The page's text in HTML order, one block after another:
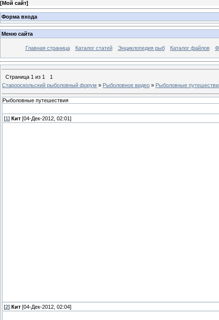
[Мой сайт]
Форма входа
Меню сайта
Главная страница Каталог статей Энциклопедия рыб Каталог файлов
Страница 1 из 1
1
Старооскольский рыболовный форум » Рыболовное видео » Рыболовные
Рыболовные путешествия
[1 ] Кит [04-Дек-2012, 02:01]
[2] Кит [04-Дек-2012, 02:04]